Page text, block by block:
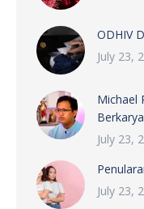
ODHIV
July 23,
Michael
July 23,
July 23,